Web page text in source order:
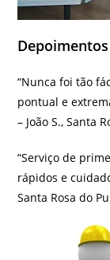
“Nunca foi tão
pontual e
– João S., Santa
“Serviço de
rápidos e
Santa Rosa do